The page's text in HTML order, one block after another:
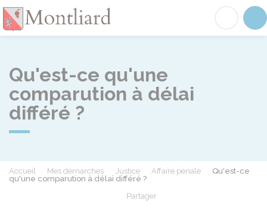
Qu'est-ce qu'une
comparution à délai
différé ?
Accueil Mes démarches Justice Affaire pénale
Qu'est-ce
qu'une comparution à délai différé ?
Partager